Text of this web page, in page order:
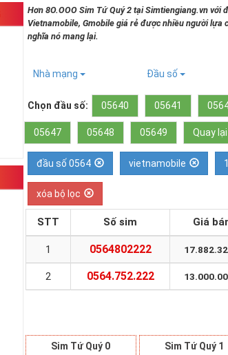
Hơn 8O.OOO Sim Tứ Quý 2 tại Simtiengiang.vn
Vietnamobile, Gmobile giá rẻ được nhiều người lựa
nghĩa nó mang lại.
Nhà mạng Đầu số
Chọn đầu số: 05640 05641
05647 05648 05649 Quay
đầu số 0564 vietnamobile
xóa bộ lọc
STT Số sim Giá
1 0564802222
2 0564.752.222
Sim Tứ Quý 0 Sim Tứ Quý 1